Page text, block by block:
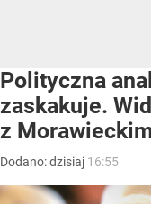
Polityczna
zaskakuje.
z
Dodano:dzisiaj 16:55